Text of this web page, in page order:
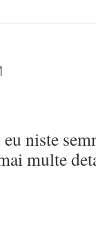
niste
multe